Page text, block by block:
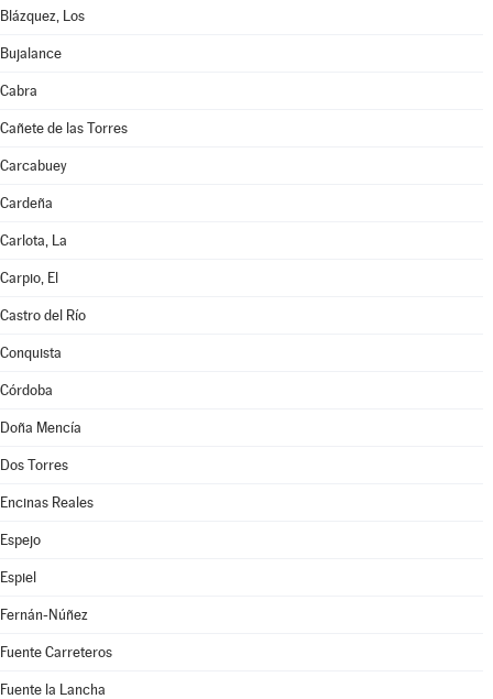
Blázquez, Los
Bujalance
Cabra
Cañete de las Torres
Carcabuey
Cardeña
Carlota, La
Carpio, El
Castro del Río
Conquista
Córdoba
Doña Mencía
Dos Torres
Encinas Reales
Espejo
Espiel
Fernán-Núñez
Fuente Carreteros
Fuente la Lancha